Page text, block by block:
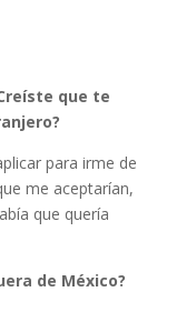
que te
para irme de
me aceptarían,
que quería
de México?